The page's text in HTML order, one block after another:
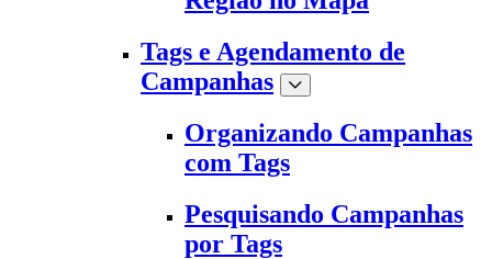
Tags e Agendamento de
Campanhas
Organizando Campanhas
com Tags
Pesquisando Campanhas
por Tags